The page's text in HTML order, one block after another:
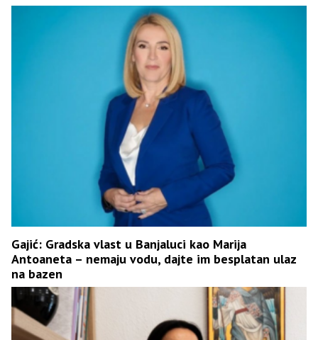
Gajić: Gradska vlast u Banjaluci kao Marija
Antoaneta – nemaju vodu, dajte im besplatan ulaz
na bazen